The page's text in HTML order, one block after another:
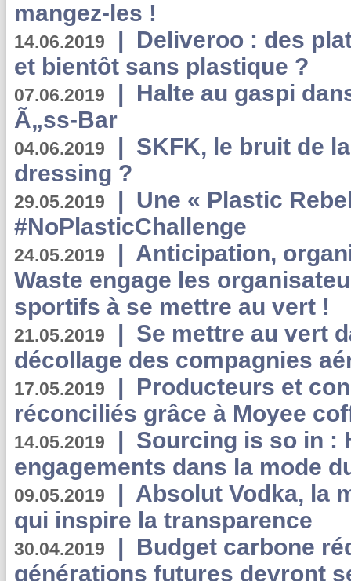
mangez-les !
14.06.2019 | Deliveroo : des
et bientôt sans plastique ?
07.06.2019 | Halte au gaspi
Ã„ss-Bar
04.06.2019 | SKFK, le bruit de
dressing ?
29.05.2019 | Une « Plastic
#NoPlasticChallenge
24.05.2019 | Anticipation,
Waste engage les
sportifs à se mettre au vert !
21.05.2019 | Se mettre au vert
décollage des compagnies
17.05.2019 | Producteurs et
réconciliés grâce à Moyee
14.05.2019 | Sourcing is so in :
engagements dans la mode
09.05.2019 | Absolut Vodka, la
qui inspire la transparence
30.04.2019 | Budget carbone
générations futures devront